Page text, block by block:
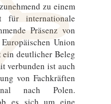
zu einem
für internationale
Präsenz von
Union
deutlicher Beleg
verbunden ist auch
von Fachkräften
nach Polen.